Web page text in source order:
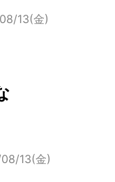
13(金)
13(金)